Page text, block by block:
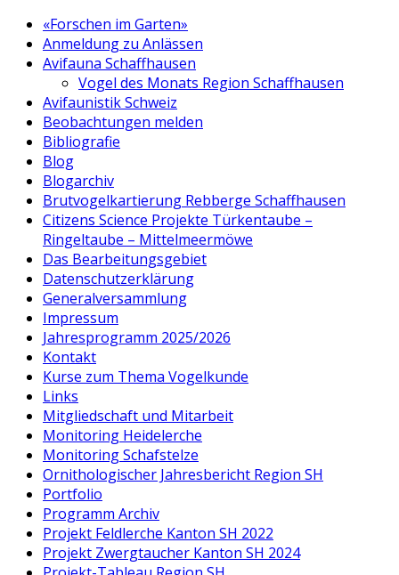
«Forschen im Garten»
Anmeldung zu Anlässen
Avifauna Schaffhausen
Vogel des Monats Region Schaffhausen
Avifaunistik Schweiz
Beobachtungen melden
Bibliografie
Blog
Blogarchiv
Brutvogelkartierung Rebberge Schaffhausen
Citizens Science Projekte Türkentaube –
Ringeltaube – Mittelmeermöwe
Das Bearbeitungsgebiet
Datenschutzerklärung
Generalversammlung
Impressum
Jahresprogramm 2025/2026
Kontakt
Kurse zum Thema Vogelkunde
Links
Mitgliedschaft und Mitarbeit
Monitoring Heidelerche
Monitoring Schafstelze
Ornithologischer Jahresbericht Region SH
Portfolio
Programm Archiv
Projekt Feldlerche Kanton SH 2022
Projekt Zwergtaucher Kanton SH 2024